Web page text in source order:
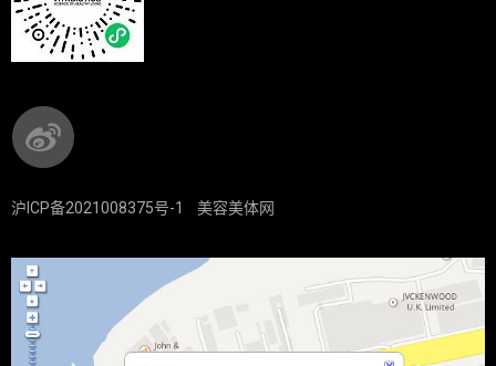
沪ICP备2021008375号-1 美容美体网